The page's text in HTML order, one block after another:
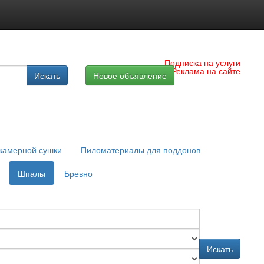
Подписка на услуги
Реклама на сайте
Искать Новое объявление
сушки
Пиломатериалы для поддонов
Шпалы
Бревно
Искать